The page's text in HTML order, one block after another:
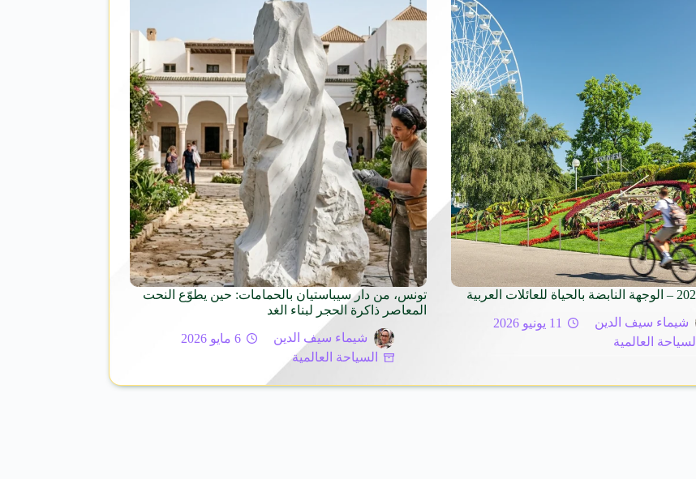
شيماء سيف الدين
11 يونيو 2026
السياحة العالمية
تونس، من دار سيباستيان بالحمامات: حين يطوّع النحت
المعاصر ذاكرة الحجر لبناء الغد
شيماء سيف الدين
6 مايو 2026
السياحة العالمية